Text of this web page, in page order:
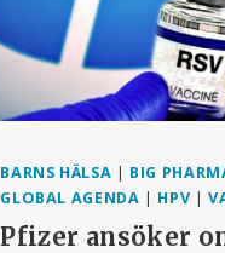
BARNS HÄLSA | BIG
GLOBAL AGENDA | HPV |
Pfizer ansöker